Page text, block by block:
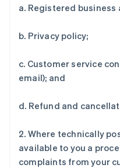
a. Registered business
b. Privacy policy;
c. Customer service
email); and
d. Refund and
2. Where technically
available to you a
complaints from your
EnglishFrançais
克罗地亚
拉脱维亚
English
列支敦士登
卢森堡
FrançaisDeutsch English
罗马尼亚